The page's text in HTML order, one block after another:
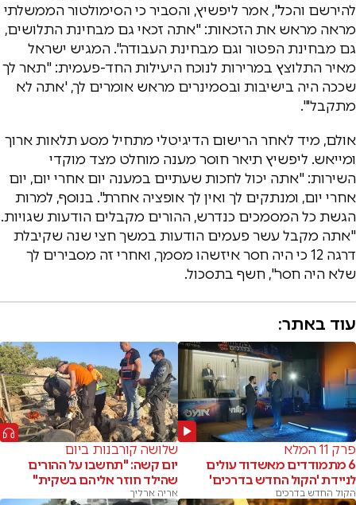
להירשם והכל", אמר ליפשיץ, והסביר כי הסימולטור הממשלתי
מראה מראש את הזכאות: "אתה זכאי גם מבחינת התלושים,
גם מבחינת הפטור וגם מבחינת העבודה". המגיש ישראל
מאיר התלוצץ במרירות לנוכח היעילות החד-פעמית: "תאר לך
שככה היה בישיבות ובסמינרים מראש אומרים לך, 'אתה לא
מתקבל'".
אולם, מיד לאחר הרישום הדיגיטלי מתחיל מסע תלאות ארוך
ומייאש. ליפשיץ תיאר חוסר מענה מוחלט מצד מוקדי
השירות: "אתה יכול לחכות שעתיים במענה יום אחרי יום, יום
אחרי יום, ומנתקים לך ואין לך אופציה אחרת". בנוסף, למרות
הגשת כל המסמכים כנדרש, ההורים מקבלים הודעות שגויות.
"אתה מקבל עשר פעמים הודעות במשך חצי שנה שקיבלת
דרגה 12 כי היה חסר איזשהו מסמך, ואחרי זה מסבירים לך
שלא היה חסר", חשף בתסכול.
עוד באתר:
פרק 11 המלא
6 מתמודדים מאשדוד עולים
לניידת 'הקול החדש בדרכים'
הקול החדש בדרכים
שלושה קורבנות ביום
יום קשה: "תחשבו על ההורים
שהילד חוזר אליהם בשקית"
אריה ארליך